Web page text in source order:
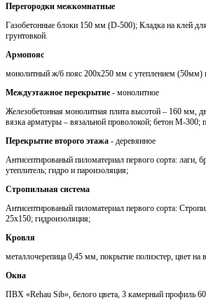
Перегородки межкомнатные
Газобетонные блоки 150 мм (D-500); Кладка на клей
грунтовкой.
Армопояс
монолитный ж/б пояс 200х250 мм с утеплением (50мм)
Междуэтажное перекрытие - монолитное
Железобетонная монолитная плита высотой – 160 мм,
вязка арматуры – вязальной проволокой; бетон М-300;
Перекрытие второго этажа - деревянное
Антисептированый пиломатериал первого сорта:
утеплитель; гидро и пароизоляция;
Стропильная система
Антисептированый пиломатериал первого сорта:
25х150; гидроизоляция;
Кровля
металлочерепица 0,45 мм, покрытие полиэстер, цвет на
Окна
ПВХ «Rehau Sib», белого цвета, 3 камерный профиль